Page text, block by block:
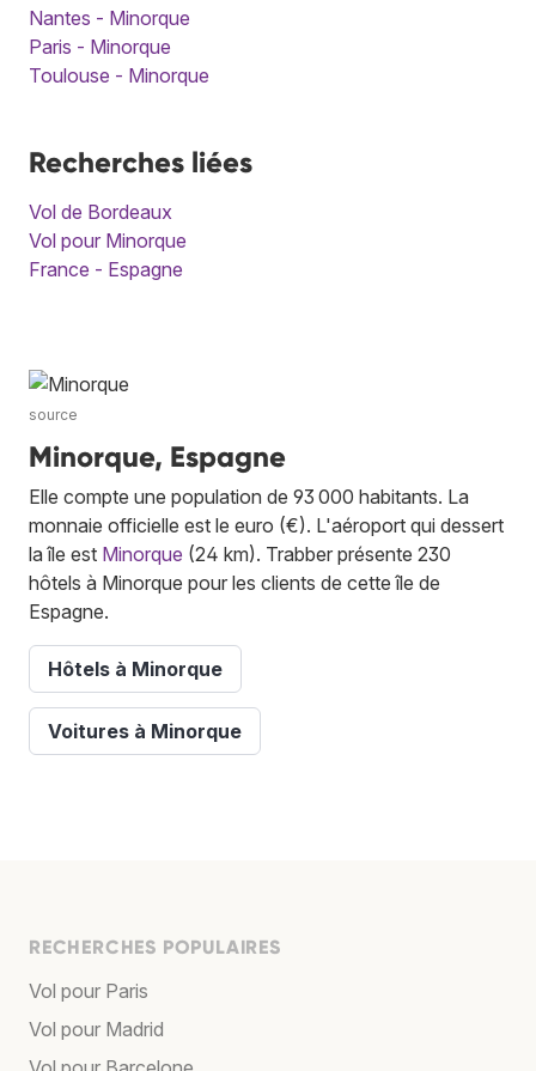
Nantes - Minorque
Paris - Minorque
Toulouse - Minorque
Recherches liées
Vol de Bordeaux
Vol pour Minorque
France - Espagne
source
Minorque, Espagne
Elle compte une population de 93 000 habitants. La
monnaie officielle est le euro (€). L'aéroport qui dessert
la île est Minorque (24 km). Trabber présente 230
hôtels à Minorque pour les clients de cette île de
Espagne.
Hôtels à Minorque
Voitures à Minorque
RECHERCHES POPULAIRES
Vol pour Paris
Vol pour Madrid